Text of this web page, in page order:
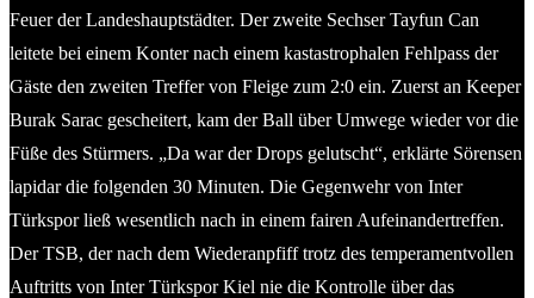
Feuer der Landeshauptstädter. Der zweite Sechser Tayfun Can
leitete bei einem Konter nach einem kastastrophalen Fehlpass der
Gäste den zweiten Treffer von Fleige zum 2:0 ein. Zuerst an Keeper
Burak Sarac gescheitert, kam der Ball über Umwege wieder vor die
Füße des Stürmers. „Da war der Drops gelutscht“, erklärte Sörensen
lapidar die folgenden 30 Minuten. Die Gegenwehr von Inter
Türkspor ließ wesentlich nach in einem fairen Aufeinandertreffen.
Der TSB, der nach dem Wiederanpfiff trotz des temperamentvollen
Auftritts von Inter Türkspor Kiel nie die Kontrolle über das